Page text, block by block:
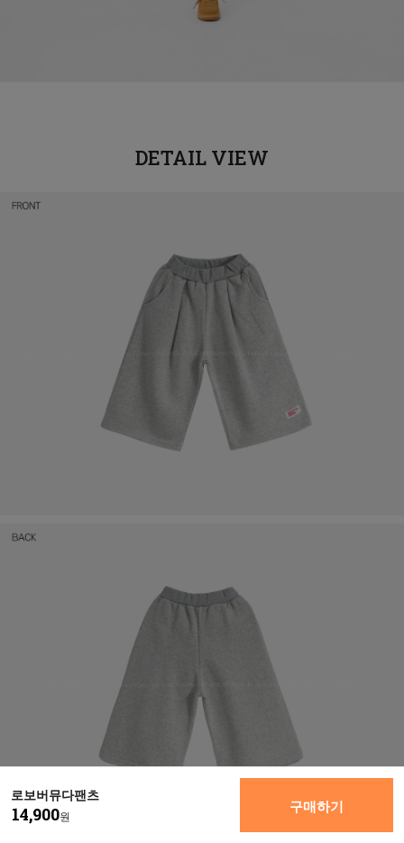
로보버뮤다팬츠
14,900원
구매하기